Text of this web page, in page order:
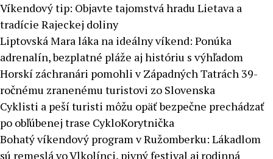
Víkendový tip: Objavte tajomstvá hradu Lietava a
tradície Rajeckej doliny
Liptovská Mara láka na ideálny víkend: Ponúka
adrenalín, bezplatné pláže aj históriu s výhľadom
Horskí záchranári pomohli v Západných Tatrách 39-
ročnému zranenému turistovi zo Slovenska
Cyklisti a peší turisti môžu opäť bezpečne prechádzať
po obľúbenej trase CykloKorytnička
Bohatý víkendový program v Ružomberku: Lákadlom
sú remeslá vo Vlkolínci, pivný festival aj rodinná